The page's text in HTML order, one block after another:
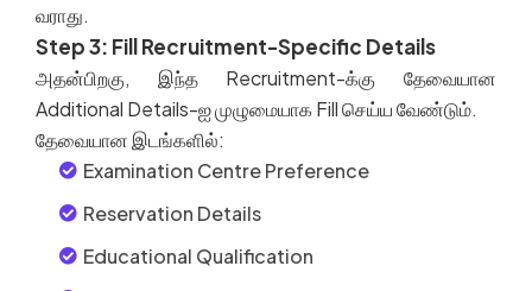
வராது.
Step 3: Fill Recruitment-Specific Details
அதன்பிறகு, இந்தRecruitment-க்கு
தேவையான
Additional Details-ஐமுழுமையாகFillசெய்யவேண்டும்.
தேவையான இடங்களில்:
Examination Centre Preference
Reservation Details
Educational Qualification